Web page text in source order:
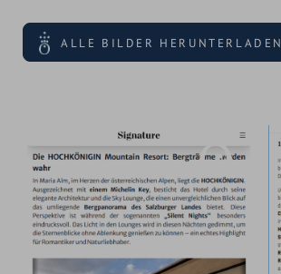
ALLE BILDER HERUNTERLADEN